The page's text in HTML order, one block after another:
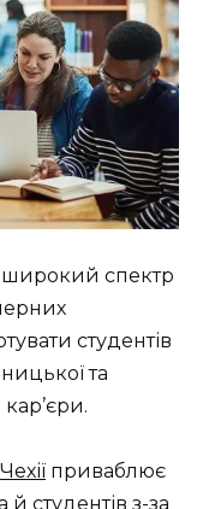
широкий спектр
студентів
та
приваблює
й студентів з-за